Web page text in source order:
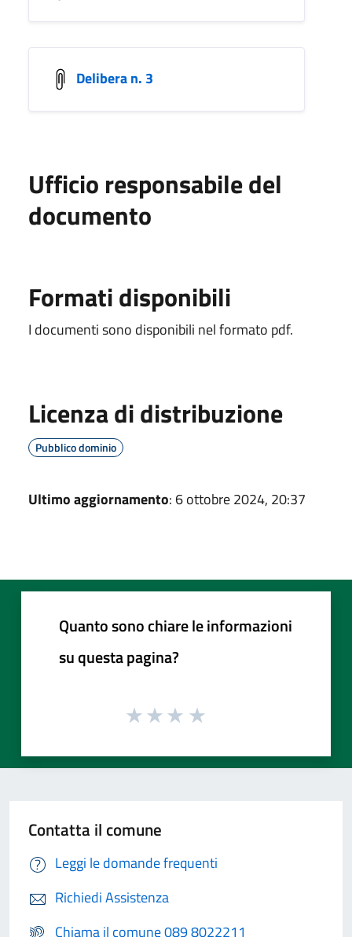
Delibera n. 3
Ufficio responsabile del
documento
Formati disponibili
I documenti sono disponibili nel formato pdf.
Licenza di distribuzione
Pubblico dominio
Ultimo aggiornamento: 6 ottobre 2024, 20:37
Quanto sono chiare le informazioni
su questa pagina?
Contatta il comune
Leggi le domande frequenti
Richiedi Assistenza
Chiama il comune 089 8022211